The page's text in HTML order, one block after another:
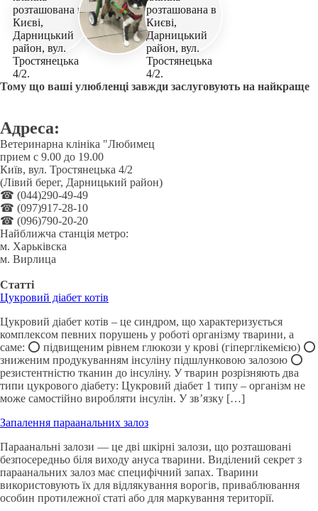
Тому що ваші улюбленці завжди заслуговують на найкраще
Адреса:
Ветеринарна клініка "Любимец
прием с 9.00 до 19.00
Київ, вул. Тростянецька 4/2
(Лівий берег, Дарницький район)
☎ (044)290-49-49
☎ (097)917-28-10
☎ (096)790-20-20
Найближча станція метро:
м. Харьківска
м. Вирлица
Статті
Цукровий діабет котів
Цукровий діабет котів – це синдром, що характеризується
комплексом певних порушень у роботі організму тварини, а
саме: ⭕️ підвищеним рівнем глюкози у крові (гіперглікемією) ⭕️
зниженим продукуванням інсуліну підшлунковою залозою ⭕️
резистентністю тканин до інсуліну. У тварин розрізняють два
типи цукрового діабету: Цукровий діабет 1 типу – організм не
може самостійно виробляти інсулін. У зв’язку […]
Запалення параанальних залоз
Параанальні залози — це дві шкірні залози, що розташовані
безпосередньо біля виходу ануса тварини. Виділений секрет з
параанальних залоз має специфічний запах. Тварини
використовують їх для відлякування ворогів, приваблювання
особин протилежної статі або для маркування території.